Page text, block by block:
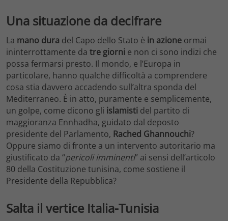
Una situazione da decifrare
La mano dura del Capo dello Stato è in azione ormai
ininterrottamente da tre giorni e non ci sono indizi che
possa fermarsi presto. Il mondo, e l’Europa in
particolare, hanno qualche difficoltà a comprendere
cosa stia davvero accadendo sull’altra sponda del
Mediterraneo. È in atto, puramente e semplicemente,
un golpe, come dicono gli islamisti del partito di
maggioranza Ennhadha, guidato dal deposto
presidente del Parlamento, Rached Ghannouchi?
Oppure siamo di fronte a un intervento autoritario ma
giustificato da “pericoli imminenti” ai sensi dell’articolo
80 della Costituzione tunisina, come sostiene il
Presidente della Repubblica?
Salta il vertice Italia-Tunisia